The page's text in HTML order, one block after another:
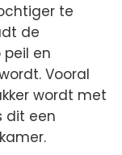
te
de
en
Vooral
wordt met
dit een